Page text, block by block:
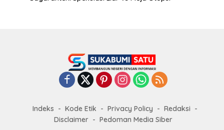
Indeks Kode Etik Privacy Policy
Redaksi
Disclaimer
Pedoman Media Siber